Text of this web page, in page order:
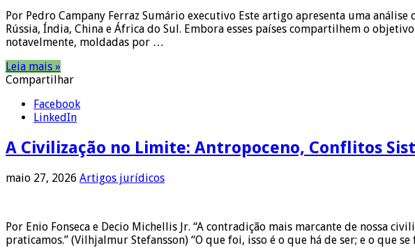
Por Pedro Campany Ferraz Sumário executivo Este artigo apresenta uma
Rússia, Índia, China e África do Sul. Embora esses países compartilhem o
notavelmente, moldadas por …
Leia mais »
Compartilhar
Facebook
LinkedIn
A Civilização no Limite: Antropoceno, Conflitos
maio 27, 2026 Artigos jurídicos
Por Enio Fonseca e Decio Michellis Jr. “A contradição mais marcante de nossa
praticamos.” (Vilhjalmur Stefansson) “O que foi, isso é o que há de ser; e o que